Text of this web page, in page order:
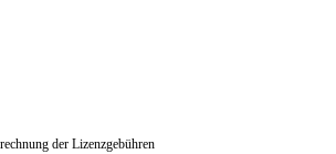
der Lizenzgebühren